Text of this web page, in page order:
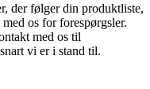
der følger din produktliste,
os for forespørgsler.
med os til
vi er i stand til.